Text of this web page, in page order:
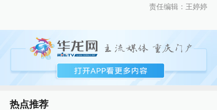
责任编辑：王婷婷
热点推荐